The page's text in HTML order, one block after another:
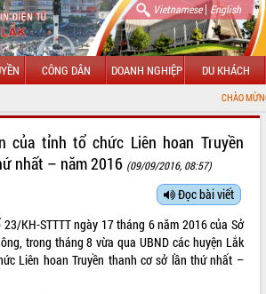
Vietnamese| English
CÔNG DÂN DOANH NGHIỆP DU KHÁCH
CHÀO MỪNG ĐẾN VỚI CỔNG
của tỉnh tổ chức Liên hoan Truyền
nhất – năm 2016 (09/09/2016, 08:57)
Đọc bài viết
KH-STTTT ngày 17 tháng 6 năm 2016 của Sở
trong tháng 8 vừa qua UBND các huyện Lắk
Liên hoan Truyền thanh cơ sở lần thứ nhất –